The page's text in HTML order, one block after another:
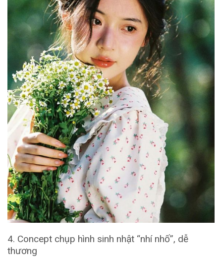
4. Concept chụp hình sinh nhật “nhí nhố”, dễ
thương